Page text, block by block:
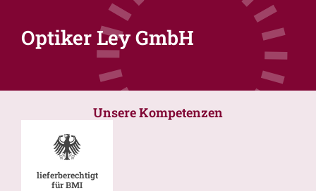
Optiker Ley GmbH
Unsere Kompetenzen
lieferberechtigt
für BMI